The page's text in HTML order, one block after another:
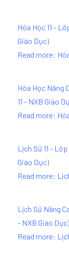
Hóa Học 11 -
Giáo Dục)
Read more:
Hóa Học Nâng
11 - NXB Giáo
Read more:
Lịch Sử 11 -
Giáo Dục)
Read more:
Lịch Sử Nâng
- NXB Giáo Dục)
Read more: